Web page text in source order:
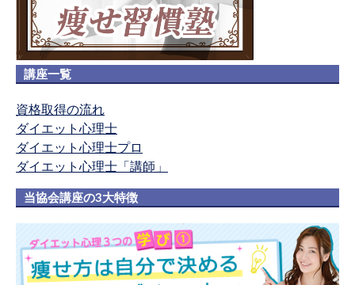
講座一覧
資格取得の流れ
ダイエット心理士
ダイエット心理士プロ
ダイエット心理士「講師」
当協会講座の3大特徴